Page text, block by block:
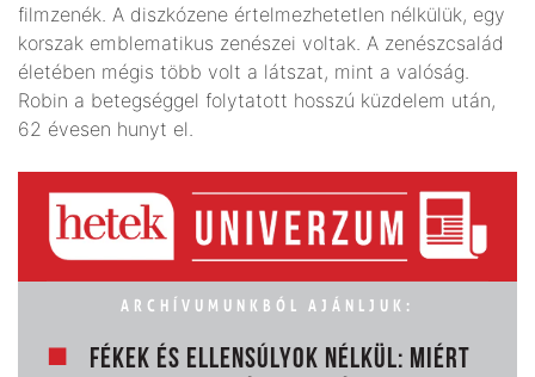
filmzenék. A diszkózene értelmezhetetlen nélkülük, egy
korszak emblematikus zenészei voltak. A zenészcsalád
életében mégis több volt a látszat, mint a valóság.
Robin a betegséggel folytatott hosszú küzdelem után,
62 évesen hunyt el.
ARCHÍVUMUNKBÓL AJÁNLJUK:
FÉKEK ÉS ELLENSÚLYOK NÉLKÜL: MIÉRT